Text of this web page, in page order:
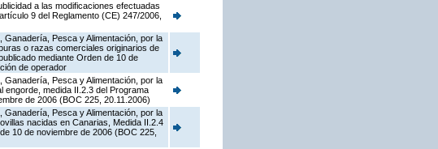
a las modificaciones efectuadas
9 del Reglamento (CE) 247/2006,
Ganadería, Pesca y Alimentación, por la
o razas comerciales originarios de
mediante Orden de 10 de
de operador
Ganadería, Pesca y Alimentación, por la
medida II.2.3 del Programa
de 2006 (BOC 225, 20.11.2006)
Ganadería, Pesca y Alimentación, por la
nacidas en Canarias, Medida II.2.4
10 de noviembre de 2006 (BOC 225,